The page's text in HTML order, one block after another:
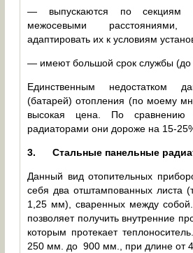
— выпускаются по секциям
межосевыми
адаптировать их к условиям
— имеют большой срок службы (до
Единственным недостатком
(батарей) отопления (по моему
высокая цена. По сравнению
радиаторами они дороже на 15-
3.Стальные панельные
Данный вид отопительных
себя два отштампованных листа
1,25 мм), сваренных между
позволяет получить внутренние
которым протекает
250 мм. до 900 мм., при длине от